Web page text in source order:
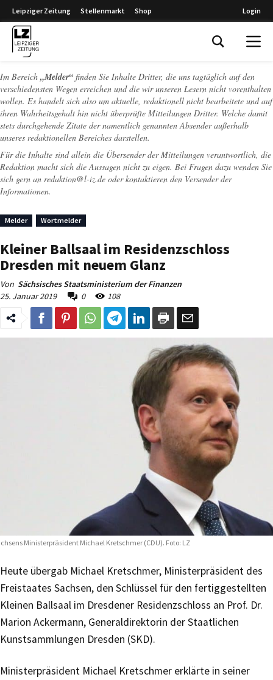
Leipziger Zeitung Stellenmarkt Shop Login
Im Bereich „Melder“ finden Sie Inhalte Dritter, die uns tagtäglich auf den
verschiedensten Wegen erreichen und die wir unseren Lesern nicht vorenthalten
wollen. Es handelt sich also um aktuelle, redaktionell nicht bearbeitete und auf
ihren Wahrheitsgehalt hin nicht überprüfte Mitteilungen Dritter. Welche damit
stets durchgehende Zitate der namentlich genannten Absender außerhalb
unseres redaktionellen Bereiches darstellen.
Für die Inhalte sind allein die Übersender der Mitteilungen verantwortlich, die
Redaktion macht sich die Aussagen nicht zu eigen. Bei Fragen dazu wenden Sie
sich gern an redaktion@l-iz.de oder kontaktieren den Versender der
Informationen.
Melder Wortmelder
Kleiner Ballsaal im Residenzschloss
Dresden mit neuem Glanz
Von Sächsisches Staatsministerium der Finanzen
25. Januar 2019
0 108
Ministerpräsident Michael Kretschmer (CDU). Foto: LZ
Heute übergab Michael Kretschmer, Ministerpräsident des
Freistaates Sachsen, den Schlüssel für den fertiggestellten
Kleinen Ballsaal im Dresdener Residenzschloss an Prof. Dr.
Marion Ackermann, Generaldirektorin der Staatlichen
Kunstsammlungen Dresden (SKD).
Ministerpräsident Michael Kretschmer erklärte in seiner